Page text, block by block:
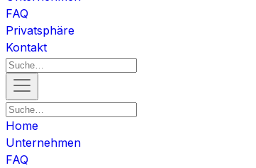
FAQ
Privatsphäre
Kontakt
Home
Unternehmen
FAQ